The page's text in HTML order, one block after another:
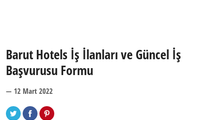
Barut Hotels İş İlanları ve Güncel İş
Başvurusu Formu
— 12 Mart 2022